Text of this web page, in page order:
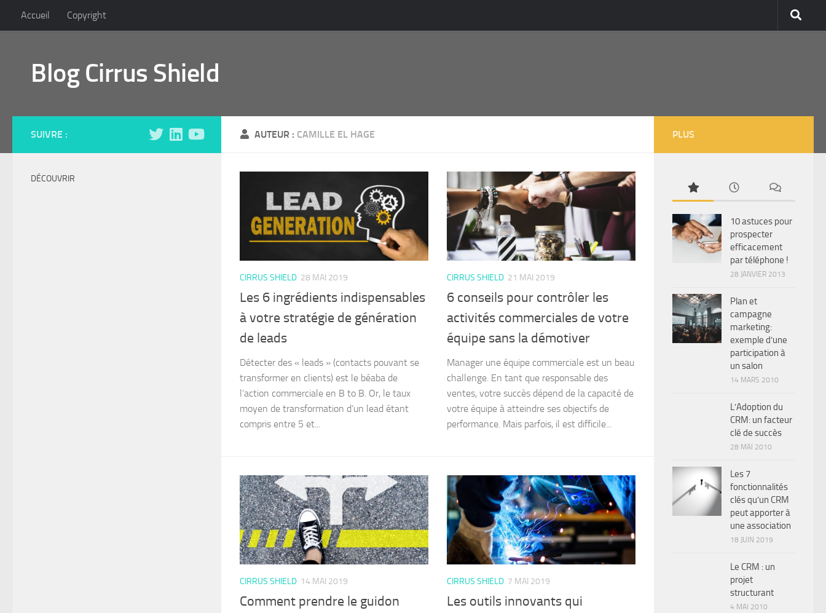
Skip to content
Accueil Copyright
Blog Cirrus Shield
AUTEUR : CAMILLE EL HAGE
CIRRUS SHIELD 28 MAI 2019
Les 6 ingrédients indispensables
à votre stratégie de génération
de leads
Détecter des « leads » (contacts pouvant se
transformer en clients) est le béaba de
l’action commerciale en B to B. Or, le taux
moyen de transformation d’un lead étant
compris entre 5 et...
CIRRUS SHIELD 21 MAI 2019
6 conseils pour contrôler les
activités commerciales de votre
équipe sans la démotiver
Manager une équipe commerciale est un beau
challenge. En tant que responsable des
ventes, votre succès dépend de la capacité de
votre équipe à atteindre ses objectifs de
performance. Mais parfois, il est difficile...
CIRRUS SHIELD 14 MAI 2019
Comment prendre le guidon
CIRRUS SHIELD 7 MAI 2019
Les outils innovants qui
SUIVRE :
DÉCOUVRIR
PLUS
10 astuces pour
prospecter
efficacement
par téléphone !
28 JANVIER 2013
Plan et
campagne
marketing:
exemple d’une
participation à
un salon
14 MARS 2010
L’Adoption du
CRM: un facteur
clé de succès
28 MAI 2010
Les 7
fonctionnalités
clés qu’un CRM
peut apporter à
une association
18 JUIN 2019
Le CRM : un
projet
structurant
4 MAI 2010